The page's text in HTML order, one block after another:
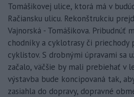
Tomášikovej ulice, ktorá má v
Račiansku ulicu. Rekonštrukciu
Vajnorská - Tomášikova. Pribudnúť
chodníky a cyklotrasy či priechody
cyklistov. S drobnými úpravami sa
začalo, väčšie by mali prebiehať v
výstavba bude koncipovaná tak,
zasiahla do dopravy, dopravné